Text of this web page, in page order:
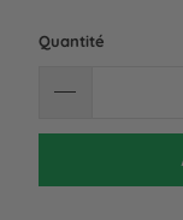
Quantité